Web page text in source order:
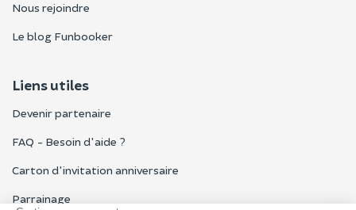
Nous rejoindre
Le blog Funbooker
Liens utiles
Devenir partenaire
FAQ - Besoin d'aide ?
Carton d'invitation anniversaire
Parrainage